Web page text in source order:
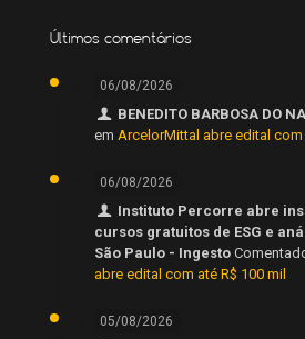
Últimos comentários
06/08/2026
BENEDITO BARBOSA DO
em ArcelorMittal abre edital com
06/08/2026
Instituto Percorre abre
cursos gratuitos de ESG e
São Paulo - Ingesto
abre edital com até R$ 100 mil
05/08/2026